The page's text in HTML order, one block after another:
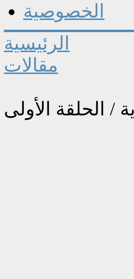
الخصوصية
الرئيسية
مقالات
/ الحلقة الأولى